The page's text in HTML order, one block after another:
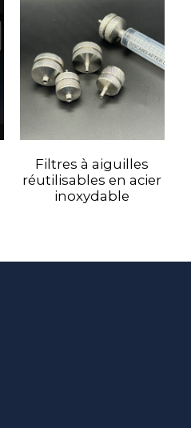
Filtres à aiguilles
réutilisables en acier
inoxydable